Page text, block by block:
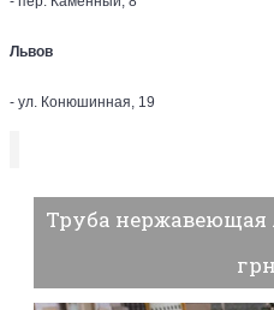
Львов
- ул. Конюшинная, 19
Труба нержавеющая